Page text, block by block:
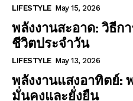
LIFESTYLE May 15, 2026
พลังงานสะอาด: วิธีก
ชีวิตประจำวัน
LIFESTYLE May 13, 2026
พลังงานแสงอาทิตย์:
มั่นคงและยั่งยืน